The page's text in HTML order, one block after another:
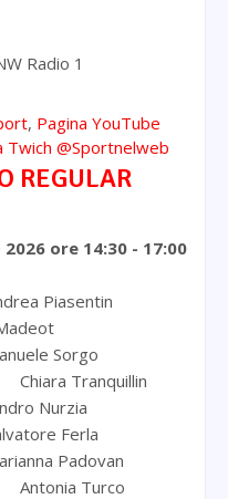
Radio 1
, Pagina YouTube
Twich @Sportnelweb
REGULAR
2026 ore 14:30 - 17:00
Piasentin
Sorgo
Chiara Tranquillin
Nurzia
Ferla
Padovan
Antonia Turco